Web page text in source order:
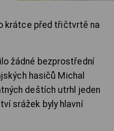
krátce před třičtvrtě na
žádné bezprostřední
hasičů Michal
deštích utrhl jeden
srážek byly hlavní